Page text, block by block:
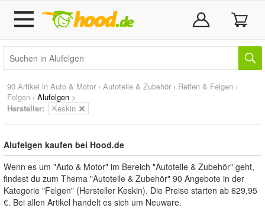
90 Artikel in Auto & Motor › Autoteile & Zubehör › Reifen & Felgen ›
Felgen › Alufelgen >
Hersteller:
Keskin
Alufelgen kaufen bei Hood.de
Wenn es um "Auto & Motor" im Bereich "Autoteile & Zubehör" geht,
findest du zum Thema "Autoteile & Zubehör" 90 Angebote in der
Kategorie "Felgen" (Hersteller Keskin). Die Preise starten ab 629,95
€. Bei allen Artikel handelt es sich um Neuware.